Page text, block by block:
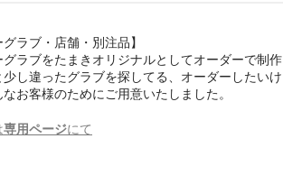
ラブ・店舗・別注品】
ラブをたまきオリジナルとしてオーダーで制作
し違ったグラブを探してる、オーダーしたい
お客様のためにご用意いたしました。
専用ページにて